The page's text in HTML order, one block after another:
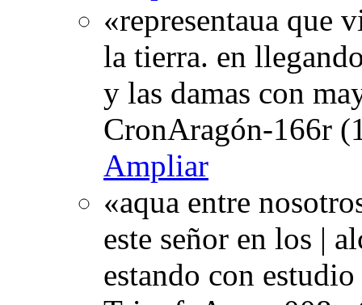
«representaua que
la tierra. en
y las damas con
CronAragón-166r
Ampliar
«aqua entre
este señor en los |
estando con